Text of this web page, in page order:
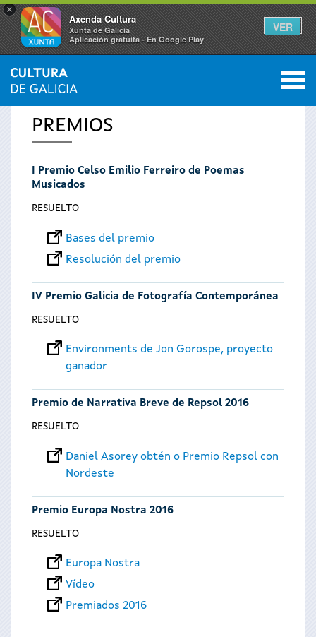
×
Axenda Cultura
Xunta de Galicia
Aplicación gratuíta - En Google Play
VER
Se
encuentra
usted
aquí
INICIO 0
PREMIOS
I Premio Celso Emilio Ferreiro de Poemas
Musicados
RESUELTO
Bases del premio
Resolución del premio
IV Premio Galicia de Fotografía Contemporánea
RESUELTO
Environments de Jon Gorospe, proyecto
ganador
Premio de Narrativa Breve de Repsol 2016
RESUELTO
Daniel Asorey obtén o Premio Repsol con
Nordeste
Premio Europa Nostra 2016
RESUELTO
Europa Nostra
Vídeo
Premiados 2016